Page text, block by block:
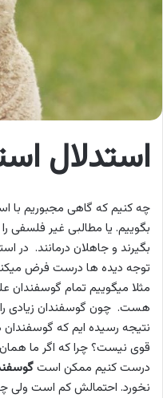
استدلال
چه کنیم که گاهی مجبوریم با
بگوییم. یا مطالبی غیر فلسفی
بگیرند و جاهلان درمانند. در
توجه دیده ها درست فرض
مثلا میگوییم تمام گوسفندان
هست. چون گوسفندان زیادی را
نتیجه رسیده ایم که
قوی نیست؟ چرا که اگر ما
درست کنیم ممکن است
نخورد. احتمالش کم است ولی